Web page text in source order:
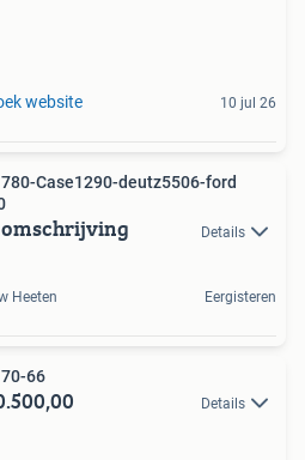
website 10 jul 26
Case1290-deutz5506-ford
Details
Heeten Eergisteren
66
Details